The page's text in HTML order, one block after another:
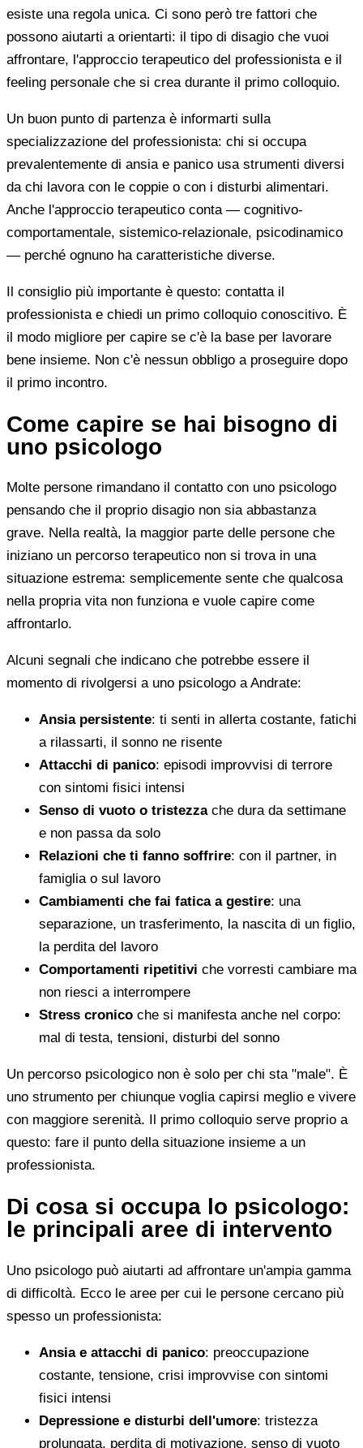
esiste una regola unica. Ci sono però tre fattori che
possono aiutarti a orientarti: il tipo di disagio che vuoi
affrontare, l'approccio terapeutico del professionista e il
feeling personale che si crea durante il primo colloquio.
Un buon punto di partenza è informarti sulla
specializzazione del professionista: chi si occupa
prevalentemente di ansia e panico usa strumenti diversi
da chi lavora con le coppie o con i disturbi alimentari.
Anche l'approccio terapeutico conta — cognitivo-
comportamentale, sistemico-relazionale, psicodinamico
— perché ognuno ha caratteristiche diverse.
Il consiglio più importante è questo: contatta il
professionista e chiedi un primo colloquio conoscitivo. È
il modo migliore per capire se c'è la base per lavorare
bene insieme. Non c'è nessun obbligo a proseguire dopo
il primo incontro.
Come capire se hai bisogno di
uno psicologo
Molte persone rimandano il contatto con uno psicologo
pensando che il proprio disagio non sia abbastanza
grave. Nella realtà, la maggior parte delle persone che
iniziano un percorso terapeutico non si trova in una
situazione estrema: semplicemente sente che qualcosa
nella propria vita non funziona e vuole capire come
affrontarlo.
Alcuni segnali che indicano che potrebbe essere il
momento di rivolgersi a uno psicologo a Andrate:
Ansia persistente: ti senti in allerta costante, fatichi
a rilassarti, il sonno ne risente
Attacchi di panico: episodi improvvisi di terrore
con sintomi fisici intensi
Senso di vuoto o tristezzache dura da settimane
e non passa da solo
Relazioni che ti fanno soffrire: con il partner, in
famiglia o sul lavoro
Cambiamenti che fai fatica a gestire: una
separazione, un trasferimento, la nascita di un figlio,
la perdita del lavoro
Comportamenti ripetitivi che vorresti cambiare ma
non riesci a interrompere
Stress cronico che si manifesta anche nel corpo:
mal di testa, tensioni, disturbi del sonno
Un percorso psicologico non è solo per chi sta "male". È
uno strumento per chiunque voglia capirsi meglio e vivere
con maggiore serenità. Il primo colloquio serve proprio a
questo: fare il punto della situazione insieme a un
professionista.
Di cosa si occupa lo psicologo:
le principali aree di intervento
Uno psicologo può aiutarti ad affrontare un'ampia gamma
di difficoltà. Ecco le aree per cui le persone cercano più
spesso un professionista:
Ansia e attacchi di panico: preoccupazione
costante, tensione, crisi improvvise con sintomi
fisici intensi
Depressione e disturbi dell'umore: tristezza
prolungata, perdita di motivazione, senso di vuoto